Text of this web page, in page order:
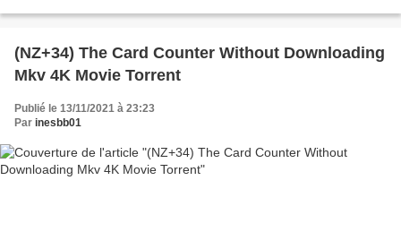
Movie: 2021,...
(NZ+34) The Card Counter Without Downloading
Mkv 4K Movie Torrent
Publié le 13/11/2021 à 23:23
Par inesbb01